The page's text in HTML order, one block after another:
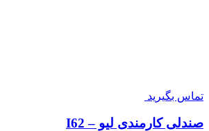
تماس بگیرید
صندلی کارمندی لیو – I62